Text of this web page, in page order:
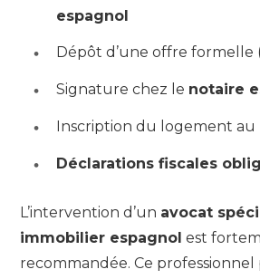
espagnol
Dépôt d’une offre formelle
Signature chez le notaire
Inscription du logement au
Déclarations fiscales
L’intervention d’un avocat
immobilier espagnol est
recommandée. Ce